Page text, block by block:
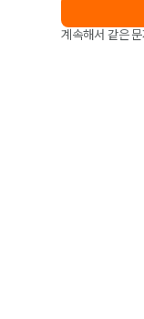
계속해서 같은